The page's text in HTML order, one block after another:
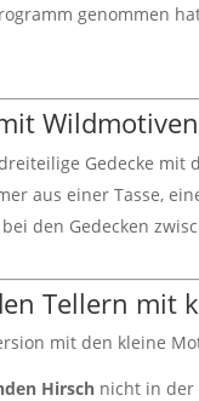
genommen
Wildmotiven
Gedecke
aus einer Tasse,
den Gedecken
Tellern mit
mit den kleine
Hirsch nicht in der